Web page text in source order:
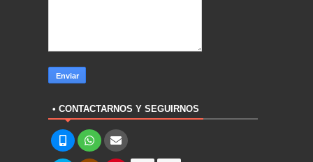
• CONTACTARNOS Y SEGUIRNOS